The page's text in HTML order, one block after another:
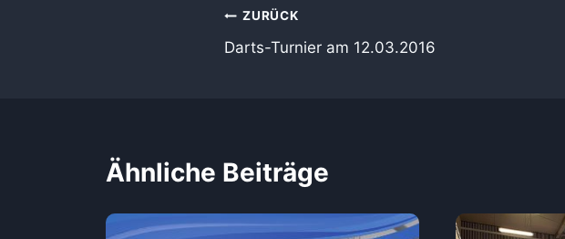
Beitragsnavigation
ZURÜCK
Darts-Turnier am 12.03.2016
Ähnliche Beiträge